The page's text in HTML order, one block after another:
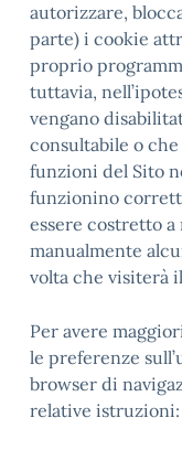
autorizzare,
parte) i cookie
proprio
tuttavia,
vengano
consultabile o
funzioni del Sito
funzionino
essere costretto
manualmente
volta che visiterà
Per avere
le preferenze
browser di
relative istruzioni: